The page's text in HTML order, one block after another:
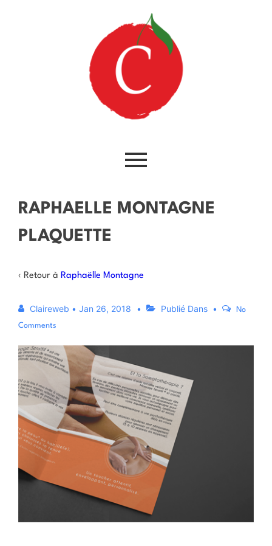
RAPHAELLE MONTAGNE
PLAQUETTE
‹ Retour à Raphaëlle Montagne
Claireweb • Jan 26, 2018 Publié Dans
No
Comments